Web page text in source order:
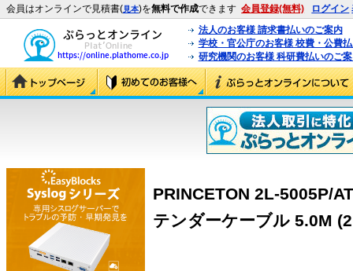
会員はオンラインで見積書(見本)を無料で作成できます 会員登録(無料) ログイン
法人のお客様 請求書払いのご案内
学校・官公庁のお客様 校費・公費
研究機関のお客様 科研費払いのご
PRINCETON 2L-5005P/
テンダーケーブル 5.0M